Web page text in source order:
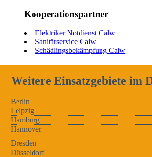
Kooperationspartner
Elektriker Notdienst Calw
Sanitärservice Calw
Schädlingsbekämpfung Calw
Weitere Einsatzgebiete im
Berlin
Leipzig
Hamburg
Hannover
Dresden
Düsseldorf